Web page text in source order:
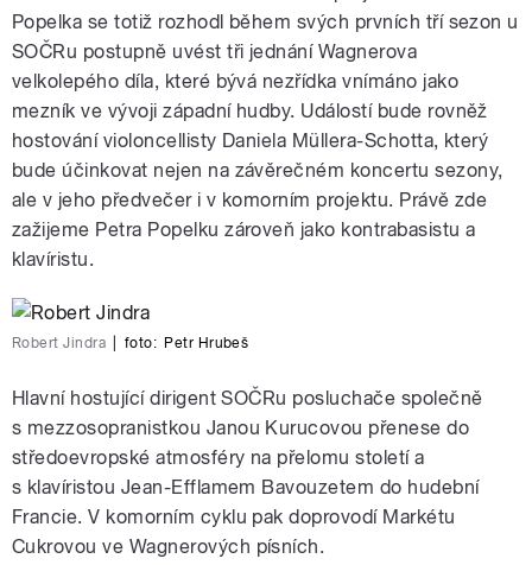
Popelka se totiž rozhodl během svých prvních tří sezon u
SOČRu postupně uvést tři jednání Wagnerova
velkolepého díla, které bývá nezřídka vnímáno jako
mezník ve vývoji západní hudby. Událostí bude rovněž
hostování violoncellisty Daniela Müllera-Schotta, který
bude účinkovat nejen na závěrečném koncertu sezony,
ale v jeho předvečer i v komorním projektu. Právě zde
zažijeme Petra Popelku zároveň jako kontrabasistu a
klavíristu.
Robert Jindra foto: Petr Hrubeš
Hlavní hostující dirigent SOČRu posluchače společně
s mezzosopranistkou Janou Kurucovou přenese do
středoevropské atmosféry na přelomu století a
s klavíristou Jean-Efflamem Bavouzetem do hudební
Francie. V komorním cyklu pak doprovodí Markétu
Cukrovou ve Wagnerových písních.